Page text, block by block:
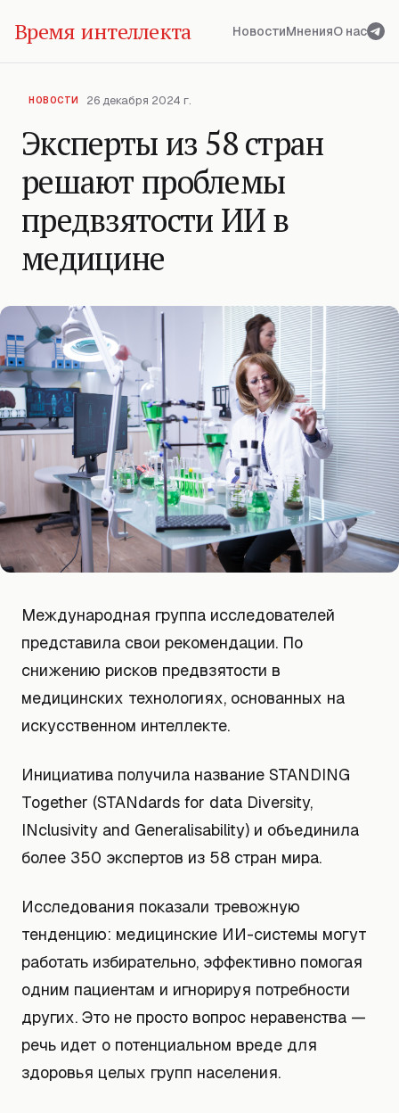
Время интеллекта НовостиМненияО нас
НОВОСТИ 26 декабря 2024 г.
Эксперты из 58 стран
решают проблемы
предвзятости ИИ в
медицине
Международная группа исследователей
представила свои рекомендации. По
снижению рисков предвзятости в
медицинских технологиях, основанных на
искусственном интеллекте.
Инициатива получила название STANDING
Together (STANdards for data Diversity,
INclusivity and Generalisability) и объединила
более 350 экспертов из 58 стран мира.
Исследования показали тревожную
тенденцию: медицинские ИИ-системы могут
работать избирательно, эффективно помогая
одним пациентам и игнорируя потребности
других. Это не просто вопрос неравенства —
речь идет о потенциальном вреде для
здоровья целых групп населения.